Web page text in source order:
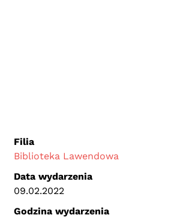
Filia
Biblioteka Lawendowa
Data wydarzenia
09.02.2022
Godzina wydarzenia